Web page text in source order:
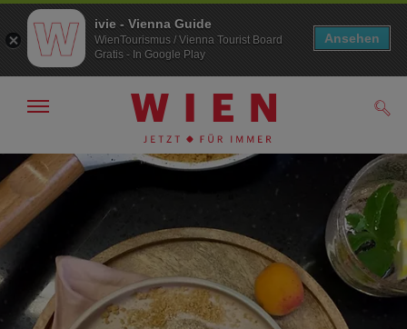
Zur
Navigation
Zum
Inhalt
Navigation
ivie - Vienna Guide
WienTourismus / Vienna Tourist Board
Gratis - In Google Play
Ansehen